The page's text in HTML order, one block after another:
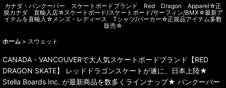
カナダ・バンクーバー スケートボードブランド Red Dragon Apparel☆正
規カナダ 直輸入店☆スケートボード/スケートボード/サーフィン/BMX☆最新ア
イテムを直輸入☆メンズ・レディース Tシャツ/パーカー☆正規品アイテム多数
販売☆
ホーム > スウェット
CANADA・VANCOUVERで大人気スケートボードブランド【RED
DRAGON SKATE】 レッドドラゴンスケートが遂に、日本上陸★
Stella Boards Inc. が最新商品を数多くラインナップ★ バンクーバー